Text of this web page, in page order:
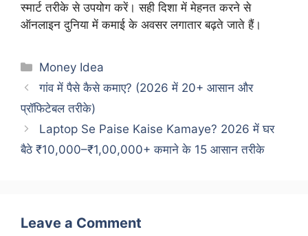
स्मार्ट तरीके से उपयोग करें। सही दिशा में मेहनत करने से
ऑनलाइन दुनिया में कमाई के अवसर लगातार बढ़ते जाते हैं।
Categories
Money Idea
गांव में पैसे कैसे कमाए? (2026 में 20+ आसान और
प्रॉफिटेबल तरीके)
Laptop Se Paise Kaise Kamaye? 2026 में घर
बैठे ₹10,000–₹1,00,000+ कमाने के 15 आसान तरीके
Leave a Comment